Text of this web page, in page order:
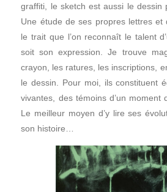
graffiti, le sketch est aussi le dessin
Une étude de ses propres lettres et
le trait que l’on reconnaît le talent
soit son expression. Je trouve
crayon, les ratures, les inscriptions,
le dessin. Pour moi, ils constituent
vivantes, des témoins d’un moment
Le meilleur moyen d’y lire ses
son histoire…